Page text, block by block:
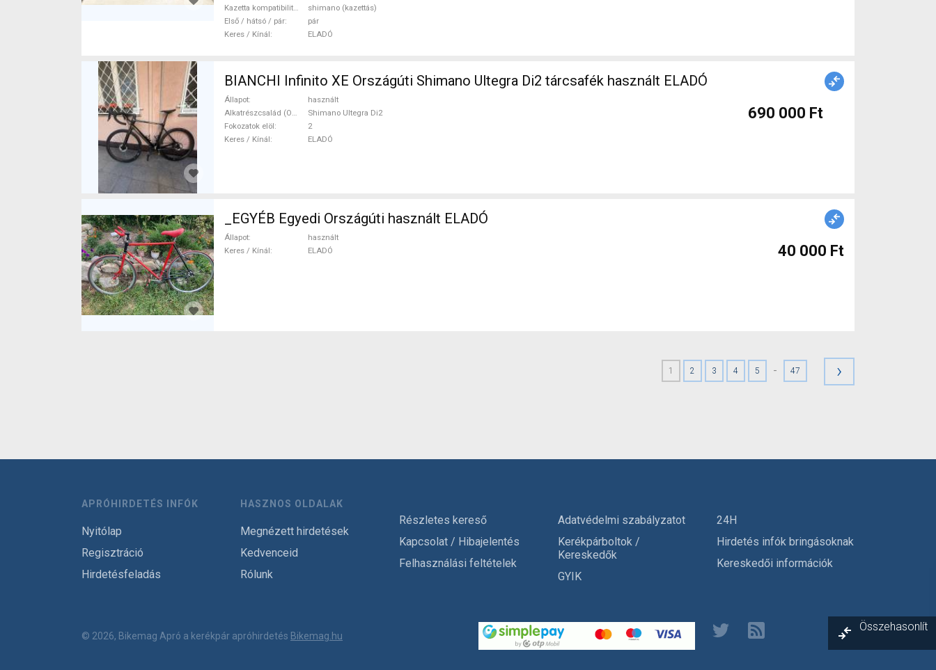
Kazetta kompatibilitás
shimano (kazettás)
Első / hátsó / pár
pár
Keres / Kínál
ELADÓ
BIANCHI Infinito XE Országúti Shimano Ultegra Di2 tárcsafék használt ELADÓ
Állapot
használt
Alkatrészcsalád (Outi)
Shimano Ultegra Di2
Fokozatok elöl
2
Keres / Kínál
ELADÓ
690 000 Ft
_EGYÉB Egyedi Országúti használt ELADÓ
Állapot
használt
Keres / Kínál
ELADÓ 40 000 Ft
1 2 3 4 5 - 47 ›
APRÓHIRDETÉS INFÓK
Nyitólap
Regisztráció
Hirdetésfeladás
HASZNOS OLDALAK
Megnézett hirdetések
Kedvenceid
Rólunk
Részletes kereső
Kapcsolat / Hibajelentés
Felhasználási feltételek
Adatvédelmi szabályzatot
Kerékpárboltok /
Kereskedők
GYIK
24H
Hirdetés infók bringásoknak
Kereskedői információk
© 2026, Bikemag Apró a kerékpár apróhirdetés Bikemag.hu
Összehasonlít